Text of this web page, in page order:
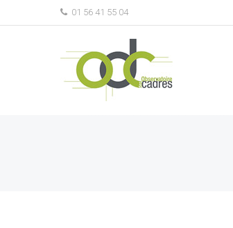
01 56 41 55 04